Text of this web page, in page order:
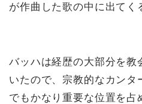
が作曲した歌の中に出てく
バッハは経歴の大部分を教
いたので、宗教的なカンタ
でもかなり重要な位置を占